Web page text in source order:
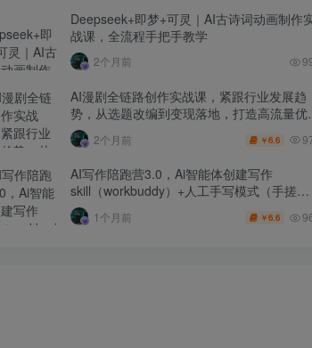
Deepseek+即梦+可灵｜AI古诗词动画制作
战课，全流程手把手教学
2个月前
AI漫剧全链路创作实战课，紧跟行业发展趋
势，从选题改编到变现落地，打造高流量优
作品
2个月前 ￥6.6
AI写作陪跑营3.0，Ai智能体创建写作
skill（workbuddy）+人工手写模式（手搓模
式），去除AI痕迹（头条号、公众号、百家
号） 1个月前 ￥6.6